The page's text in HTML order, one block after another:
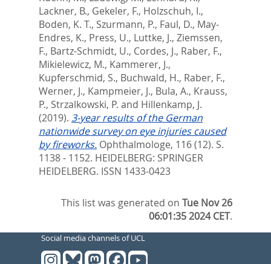
Lackner, B., Gekeler, F., Holzschuh, I.,
Boden, K. T., Szurmann, P., Faul, D., May-
Endres, K., Press, U., Luttke, J., Ziemssen,
F., Bartz-Schmidt, U., Cordes, J., Raber, F.,
Mikielewicz, M., Kammerer, J.,
Kupferschmid, S., Buchwald, H., Raber, F.,
Werner, J., Kampmeier, J., Bula, A., Krauss,
P., Strzalkowski, P. and Hillenkamp, J.
(2019). 3-year results of the German
nationwide survey on eye injuries caused
by fireworks. Ophthalmologe, 116 (12). S.
1138 - 1152. HEIDELBERG: SPRINGER
HEIDELBERG. ISSN 1433-0423
This list was generated onTue Nov 26
06:01:35 2024 CET.
Social media channels of UCL